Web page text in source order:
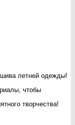
летней одежды!
чтобы
творчества!